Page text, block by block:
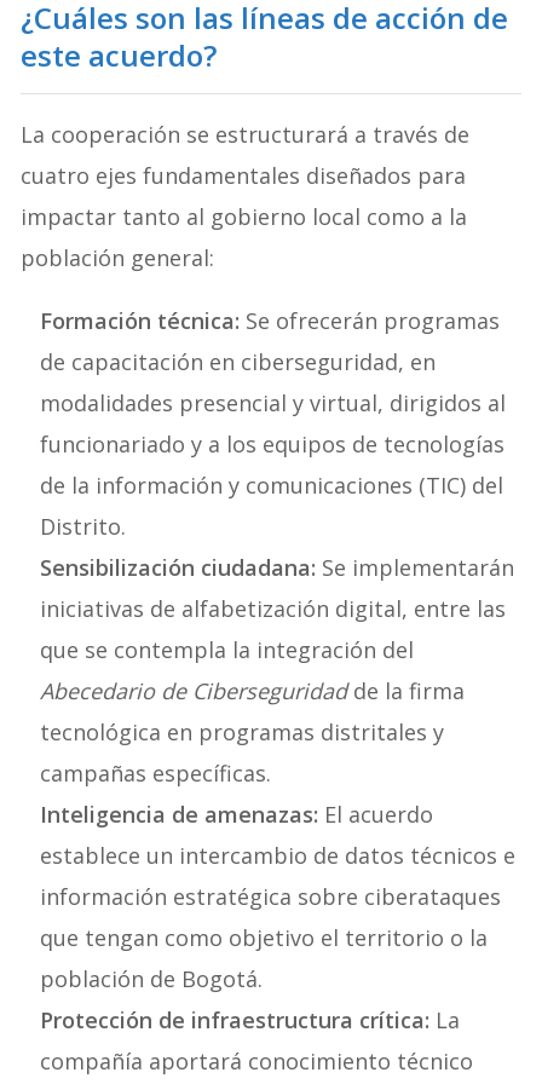
¿Cuáles son las líneas de acción de
este acuerdo?
La cooperación se estructurará a través de
cuatro ejes fundamentales diseñados para
impactar tanto al gobierno local como a la
población general:
Formación técnica: Se ofrecerán programas
de capacitación en ciberseguridad, en
modalidades presencial y virtual, dirigidos al
funcionariado y a los equipos de tecnologías
de la información y comunicaciones (TIC) del
Distrito.
Sensibilización ciudadana: Se implementarán
iniciativas de alfabetización digital, entre las
que se contempla la integración del
Abecedario de Ciberseguridadde la firma
tecnológica en programas distritales y
campañas específicas.
Inteligencia de amenazas: El acuerdo
establece un intercambio de datos técnicos e
información estratégica sobre ciberataques
que tengan como objetivo el territorio o la
población de Bogotá.
Protección de infraestructura crítica: La
compañía aportará conocimiento técnico